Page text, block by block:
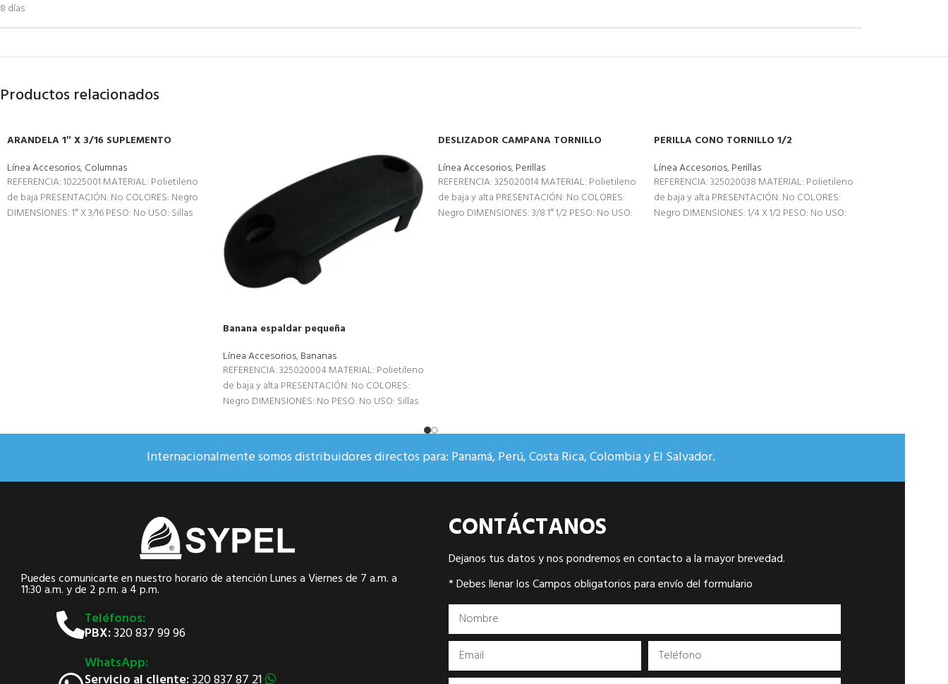
8 días
Productos relacionados
ARANDELA 1″ X 3/16 SUPLEMENTO
Línea Accesorios, Columnas
REFERENCIA: 10225001 MATERIAL: Polietileno
de baja PRESENTACIÓN: No COLORES: Negro
DIMENSIONES: 1″ X 3/16 PESO: No USO: Sillas
Banana espaldar pequeña
Línea Accesorios, Bananas
REFERENCIA: 325020004 MATERIAL: Polietileno
de baja y alta PRESENTACIÓN: No COLORES:
Negro DIMENSIONES: No PESO: No USO: Sillas
DESLIZADOR CAMPANA TORNILLO
Línea Accesorios, Perillas
REFERENCIA: 325020014 MATERIAL: Polietileno
de baja y alta PRESENTACIÓN: No COLORES:
Negro DIMENSIONES: 3/8 1″ 1/2 PESO: No USO:
PERILLA CONO TORNILLO 1/2
Línea Accesorios, Perillas
REFERENCIA: 325020038 MATERIAL: Polietileno
de baja y alta PRESENTACIÓN: No COLORES:
Negro DIMENSIONES: 1/4 X 1/2 PESO: No USO:
Internacionalmente somos distribuidores directos para: Panamá, Perú, Costa Rica, Colombia y El Salvador.
Puedes comunicarte en nuestro horario de atención Lunes a Viernes de 7 a.m. a
11:30 a.m. y de 2 p.m. a 4 p.m.
Teléfonos:
PBX:320 837 99 96
WhatsApp:
CONTÁCTANOS
Dejanos tus datos y nos pondremos en contacto a la mayor brevedad.
* Debes llenar los Campos obligatorios para envío del formulario